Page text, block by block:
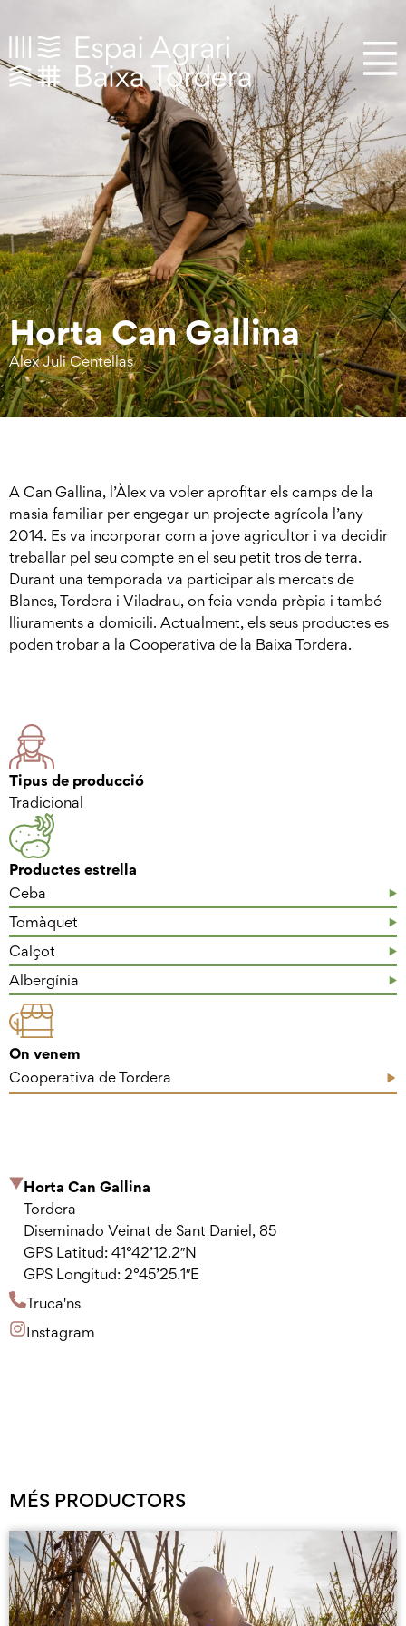
Horta Can Gallina
Alex Juli Centellas
A Can Gallina, l’Àlex va voler aprofitar els camps de la
masia familiar per engegar un projecte agrícola l’any
2014. Es va incorporar com a jove agricultor i va decidir
treballar pel seu compte en el seu petit tros de terra.
Durant una temporada va participar als mercats de
Blanes, Tordera i Viladrau, on feia venda pròpia i també
lliuraments a domicili. Actualment, els seus productes es
poden trobar a la Cooperativa de la Baixa Tordera.
Tipus de producció
Tradicional
Productes estrella
Ceba
Tomàquet
Calçot
Albergínia
On venem
Cooperativa de Tordera
Horta Can Gallina
Tordera
Diseminado Veinat de Sant Daniel, 85
GPS Latitud: 41°42’12.2″N
GPS Longitud: 2°45’25.1″E
Truca'ns
Instagram
MÉS PRODUCTORS